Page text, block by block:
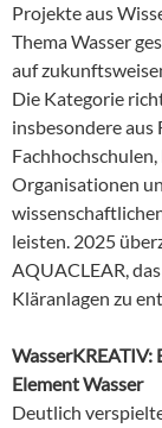
Projekte aus
Thema Wasser
auf
Die Kategorie
insbesondere
Organisationen
leisten. 2025
AQUACLEAR,
Kläranlagen zu
WasserKREATIV:
Element Wasser
Deutlich